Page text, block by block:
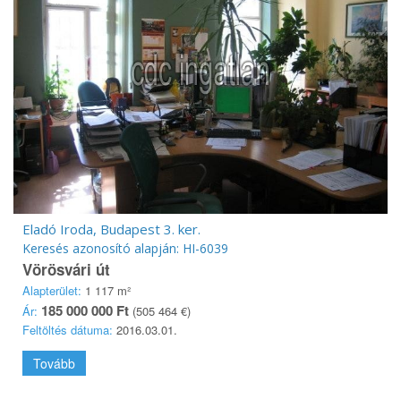
Eladó Iroda, Budapest 3. ker.
Keresés azonosító alapján: HI-6039
Vörösvári út
Alapterület: 1 117 m²
Ár: 185 000 000 Ft (505 464 €)
Feltöltés dátuma: 2016.03.01.
Tovább